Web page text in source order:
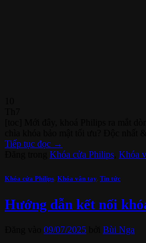
Tiếp tục đọc →
Khóa cửa Philips Khóa
Khóa cửa Philips Khóa vân tay, Tin tức
Hướng dẫn kết nối
09/07/2025 Bùi Nga